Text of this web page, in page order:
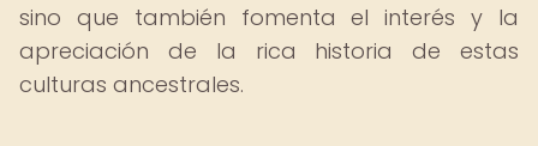
sino que también fomenta el interés y la
apreciación de la rica historia de estas
culturas ancestrales.